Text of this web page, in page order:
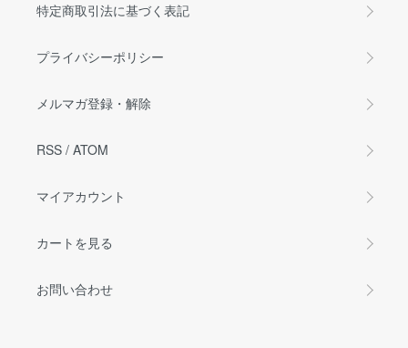
特定商取引法に基づく表記
プライバシーポリシー
メルマガ登録・解除
RSS / ATOM
マイアカウント
カートを見る
お問い合わせ